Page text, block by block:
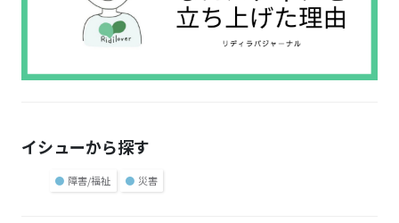
イシューから探す
● 障害/福祉 ● 災害